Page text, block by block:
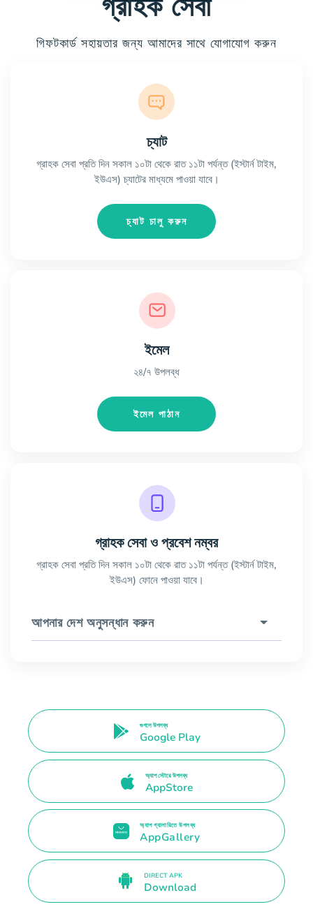
গিফটকার্ড সহায়তার জন্য আমাদের সাথে যোগাযোগ করুন
চ্যাট
গ্রাহক সেবা প্রতি দিন সকাল ১০টা থেকে রাত ১১টা পর্যন্ত (ইস্টার্ন টাইম,
ইউএস) চ্যাটের মাধ্যমে পাওয়া যাবে।
চ্যাট চালু করুন
ইমেল
২৪/৭ উপলব্ধ
ইমেল পাঠান
গ্রাহক সেবা ও প্রবেশ নম্বর
গ্রাহক সেবা প্রতি দিন সকাল ১০টা থেকে রাত ১১টা পর্যন্ত (ইস্টার্ন টাইম,
ইউএস) ফোনে পাওয়া যাবে।
আপনার দেশ অনুসন্ধান করুন
গুগলে উপলব্ধ
Google Play
অ্যাপ স্টোরে উপলব্ধ
AppStore
অ্যাপ গ্যালারিতে উপলব্ধ
AppGallery
DIRECT APK
Download